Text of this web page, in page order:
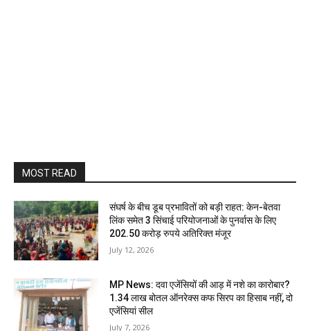
MOST READ
संघर्ष के बीच डूब प्रभावितों को बड़ी राहत: केन-बेतवा
लिंक समेत 3 सिंचाई परियोजनाओं के पुनर्वास के लिए
202.50 करोड़ रुपये अतिरिक्त मंजूर
July 12, 2026
MP News: दवा एजेंसियों की आड़ में नशे का कारोबार?
1.34 लाख बोतल ऑनरेक्स कफ सिरप का हिसाब नहीं, दो
एजेंसियां सील
July 7, 2026